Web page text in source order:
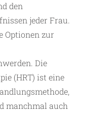
den
jeder Frau.
Optionen zur
Die
(HRT) ist eine
manchmal auch